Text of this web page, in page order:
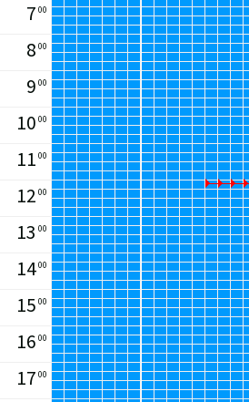
7 00
8 00
9 00
10 00
11 00
12 00
13 00
1400
15 00
16 00
17 00